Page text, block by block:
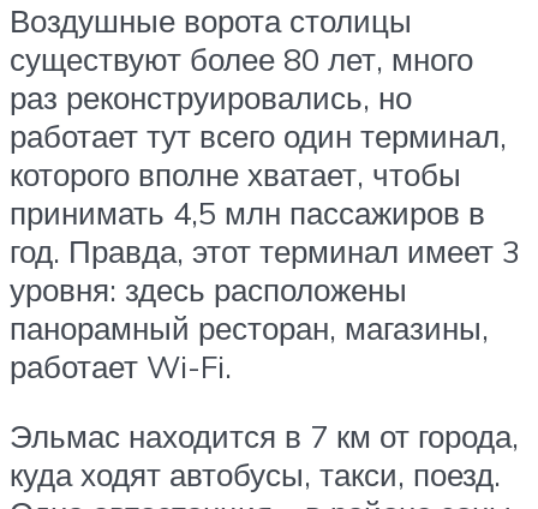
Воздушные ворота столицы
существуют более 80 лет, много
раз реконструировались, но
работает тут всего один терминал,
которого вполне хватает, чтобы
принимать 4,5 млн пассажиров в
год. Правда, этот терминал имеет 3
уровня: здесь расположены
панорамный ресторан, магазины,
работает Wi-Fi.
Эльмас находится в 7 км от города,
куда ходят автобусы, такси, поезд.